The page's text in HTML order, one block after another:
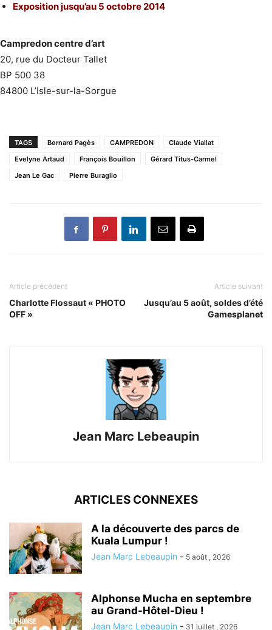
Exposition jusqu’au 5 octobre 2014
Campredon centre d’art
20, rue du Docteur Tallet
BP 500 38
84800 L’Isle-sur-la-Sorgue
TAGS Bernard Pagès CAMPREDON
Claude Viallat
Evelyne Artaud
François Bouillon
Gérard Titus-Carmel
Jean Le Gac
Pierre Buraglio
Article précédent
Charlotte Flossaut « PHOTO
OFF »
Article suivant
Jusqu’au 5 août, soldes d’été
Gamesplanet
Jean Marc Lebeaupin
ARTICLES CONNEXES
A la découverte des parcs de
Kuala Lumpur !
Jean Marc Lebeaupin - 5 août , 2026
Alphonse Mucha en septembre
au Grand-Hôtel-Dieu !
Jean Marc Lebeaupin - 31 juillet , 2026